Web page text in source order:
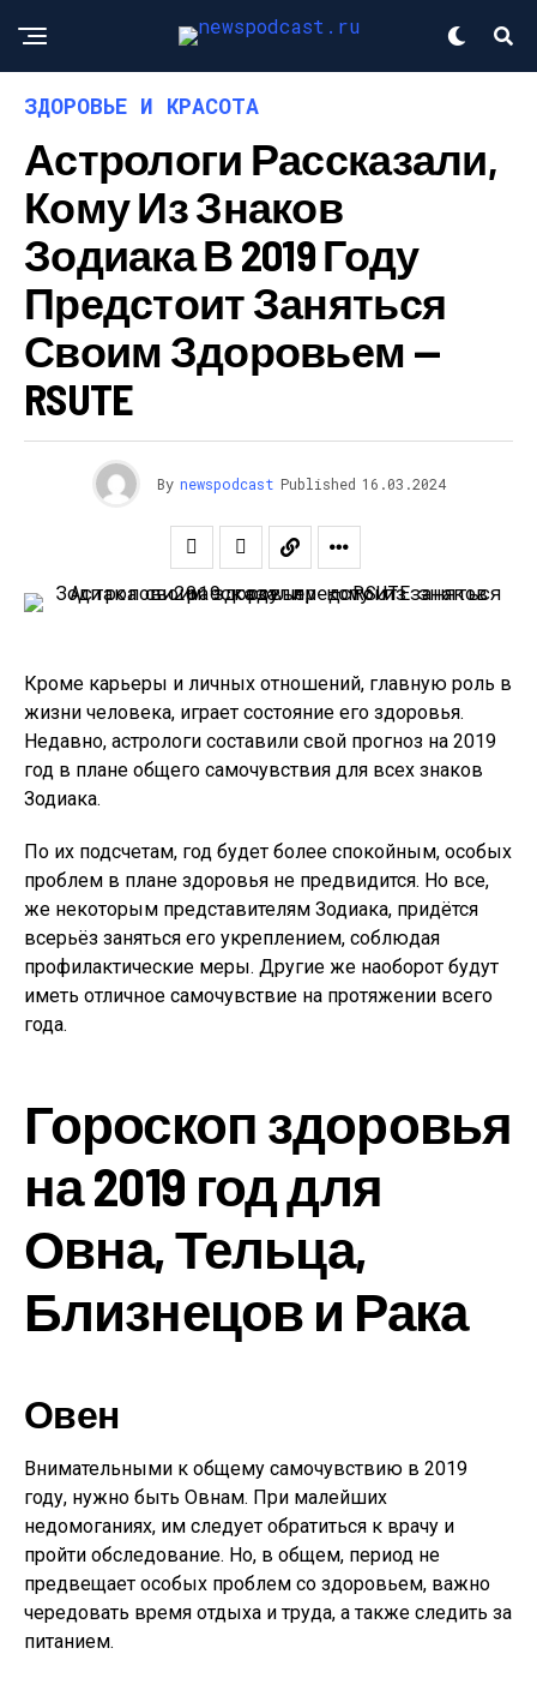
ЗДОРОВЬЕ И КРАСОТА
Астрологи Рассказали,
Кому Из Знаков
Зодиака В 2019 Году
Предстоит Заняться
Своим Здоровьем —
RSUTE
By newspodcast Published 16.03.2024
Кроме карьеры и личных отношений, главную роль в
жизни человека, играет состояние его здоровья.
Недавно, астрологи составили свой прогноз на 2019
год в плане общего самочувствия для всех знаков
Зодиака.
По их подсчетам, год будет более спокойным, особых
проблем в плане здоровья не предвидится. Но все,
же некоторым представителям Зодиака, придётся
всерьёз заняться его укреплением, соблюдая
профилактические меры. Другие же наоборот будут
иметь отличное самочувствие на протяжении всего
года.
Гороскоп здоровья
на 2019 год для
Овна, Тельца,
Близнецов и Рака
Овен
Внимательными к общему самочувствию в 2019
году, нужно быть Овнам. При малейших
недомоганиях, им следует обратиться к врачу и
пройти обследование. Но, в общем, период не
предвещает особых проблем со здоровьем, важно
чередовать время отдыха и труда, а также следить за
питанием.